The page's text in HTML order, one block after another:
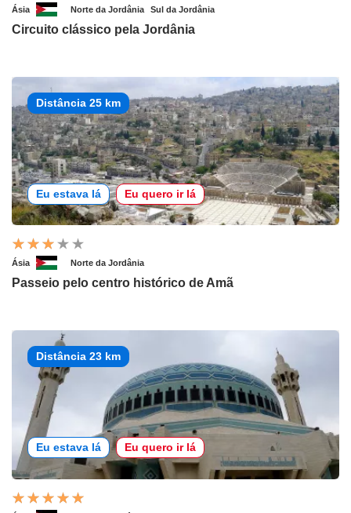
Ásia Norte da Jordânia Sul da Jordânia
Circuito clássico pela Jordânia
Distância 25 km
Eu estava lá Eu quero ir lá
Ásia Norte da Jordânia
Passeio pelo centro histórico de Amã
Distância 23 km
Eu estava lá Eu quero ir lá